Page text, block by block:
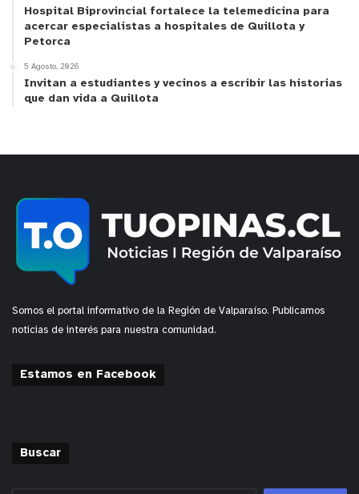
Hospital Biprovincial fortalece la telemedicina para
acercar especialistas a hospitales de Quillota y
Petorca
5 Agosto, 2026
Invitan a estudiantes y vecinos a escribir las historias
que dan vida a Quillota
Somos el portal informativo de la Región de Valparaíso. Publicamos
noticias de interés para nuestra comunidad.
Estamos en Facebook
Buscar